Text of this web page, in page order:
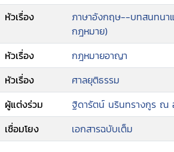
หัวเรื่อง
ภาษาอังกฤษ--บทสนทนา
กฎหมาย)
หัวเรื่อง
กฎหมายอาญา
หัวเรื่อง
ศาลยุติธรรม
ผู้แต่งร่วม
ฐิดารัตน์ นรินทรางกูร ณ
เชื่อมโยง
เอกสารฉบับเต็ม